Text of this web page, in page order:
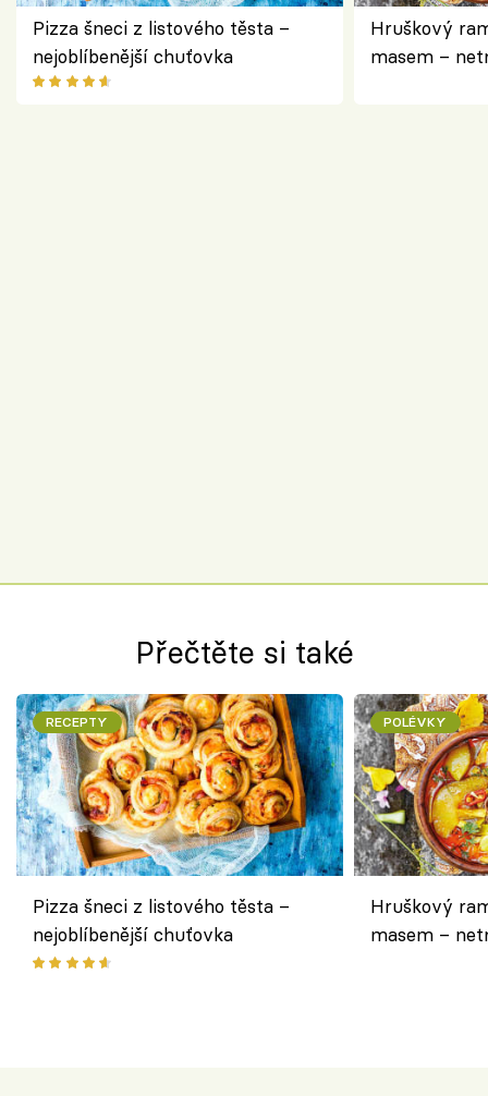
Pizza šneci z listového těsta –
nejoblíbenější chuťovka
Hruškový
masem –
Přečtěte si také
RECEPTY
Pizza šneci z listového těsta –
nejoblíbenější chuťovka
POLÉVKY
Hruškový
masem –